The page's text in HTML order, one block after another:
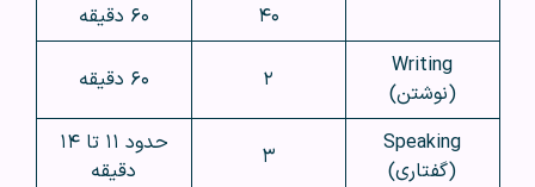
۴۰
۶۰ دقیقه
Writing
(نوشتن)
۲ ۶۰ دقیقه
Speaking
(گفتاری)
۳
حدود ۱۱ تا ۱۴
دقیقه